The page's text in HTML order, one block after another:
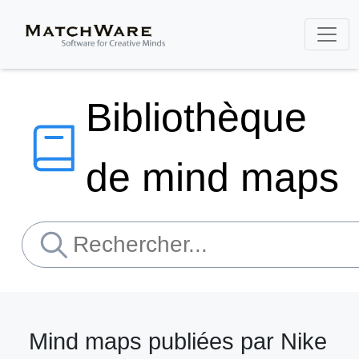
Bibliothèque
de mind maps
Mind maps publiées par Nike